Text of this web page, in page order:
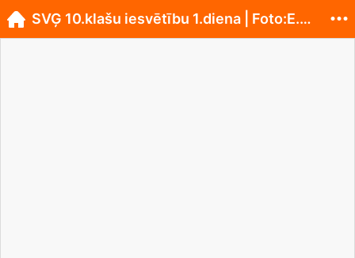
SVĢ 10.klašu iesvētību 1.diena | Foto:E.Malceniece